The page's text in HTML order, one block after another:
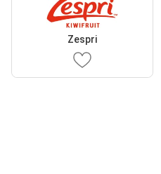
Zespri